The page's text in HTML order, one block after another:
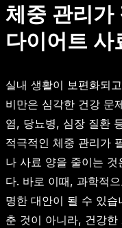
체중 관리가
다이어트 사
실내 생활이 보편화되
비만은 심각한 건강 문
염, 당뇨병, 심장 질환
적극적인 체중 관리가
나 사료 양을 줄이는
다. 바로 이때, 과학적
명한 대안이 될 수 있
춘 것이 아니라, 건강